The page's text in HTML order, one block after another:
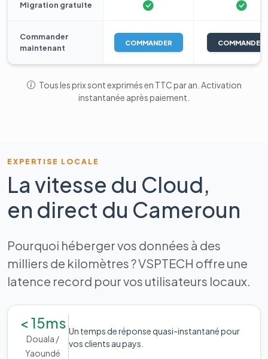
Migration gratuite
Commander
maintenant
COMMANDER COMMANDER
Tous les prix sont exprimés en TTC par an. Activation
instantanée après paiement.
EXPERTISE LOCALE
La vitesse du Cloud,
en direct du Cameroun
Pourquoi héberger vos données à des
milliers de kilomètres ? VSPTECH offre une
latence record pour vos utilisateurs locaux.
< 15ms
Douala /
Yaoundé
Un temps de réponse quasi-instantané pour
vos clients au pays.